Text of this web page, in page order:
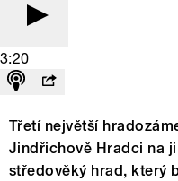
3:20
Třetí největší
Jindřichově Hradci na
středověký hrad, který